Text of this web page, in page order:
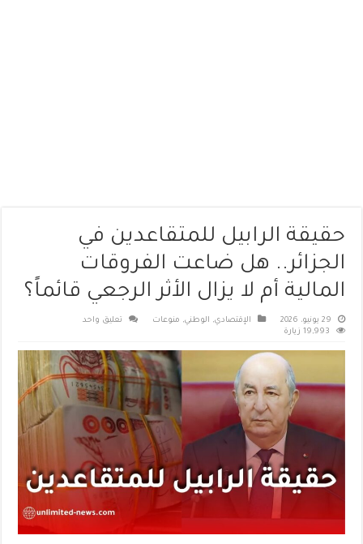
حقيقة الرابيل للمتقاعدين في
الجزائر.. هل ضاعت الفروقات
المالية أم لا يزال الأثر الرجعي قائماً؟
29 يونيو، 2026 الإقتصادي, الوطني, منوعات
تعليق واحد
19,993 زيارة